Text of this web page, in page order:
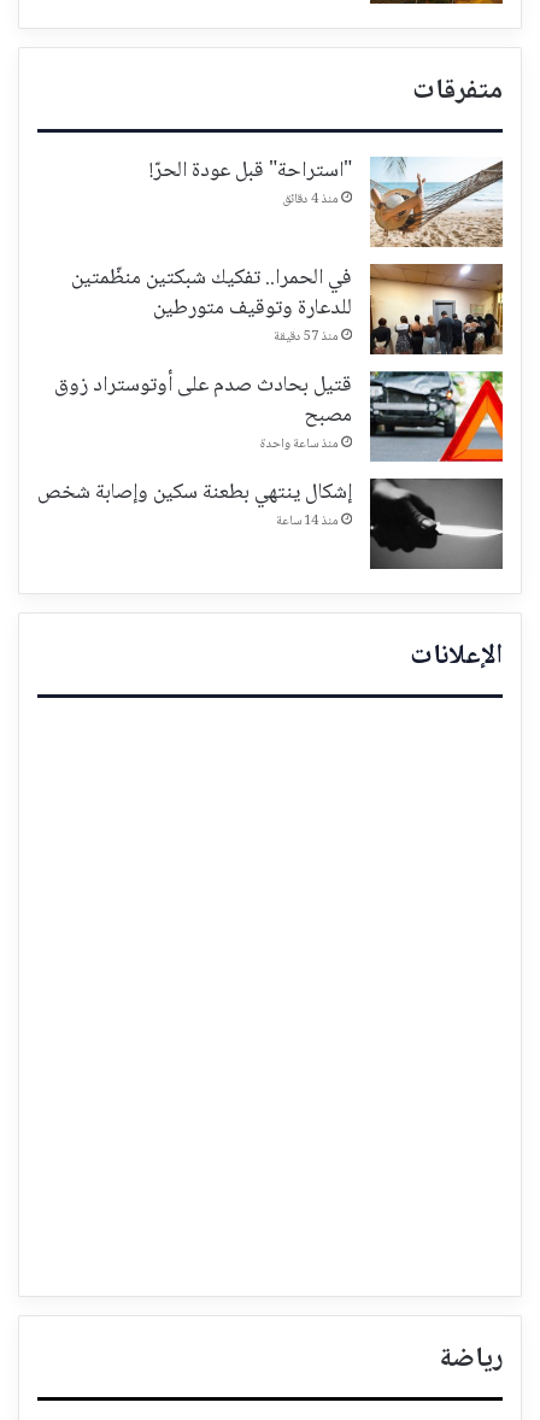
متفرقات
"استراحة" قبل عودة الحرّ!
منذ 4 دقائق
في الحمرا.. تفكيك شبكتين منظّمتين
للدعارة وتوقيف متورطين
منذ 57 دقيقة
قتيل بحادث صدم على أوتوستراد زوق
مصبح
منذ ساعة واحدة
إشكال ينتهي بطعنة سكين وإصابة شخص
منذ 14 ساعة
الإعلانات
رياضة